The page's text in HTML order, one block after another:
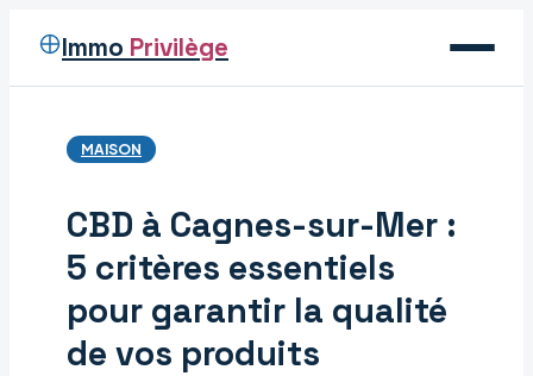
Immo Privilège
Voyage
Maison
MAISON
CBD à Cagnes-sur-Mer :
5 critères essentiels
pour garantir la qualité
de vos produits